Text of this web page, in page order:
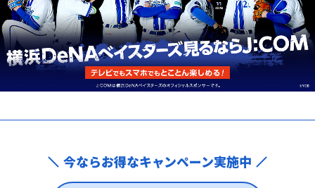
今ならお得なキャンペーン実施中